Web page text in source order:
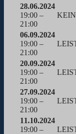
28.06.2024
19:00 –
21:00
06.09.2024
19:00 –
21:00
20.09.2024
19:00 –
21:00
27.09.2024
19:00 –
21:00
11.10.2024
19:00 –